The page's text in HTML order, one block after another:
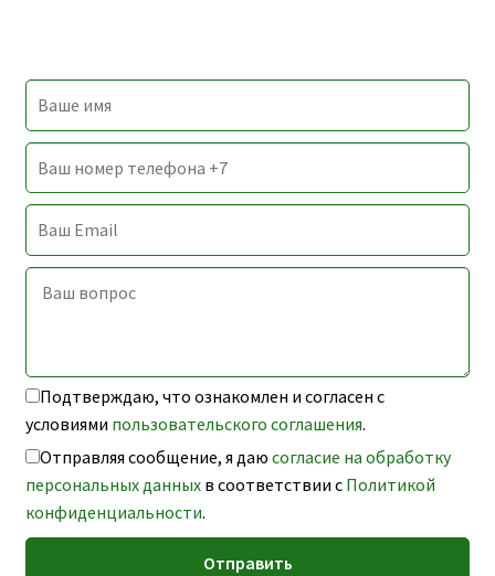
Подтверждаю, что ознакомлен и согласен с
условиями пользовательского соглашения.
Отправляя сообщение, я даю согласие на обработку
персональных данныхв соответствии с Политикой
конфиденциальности.